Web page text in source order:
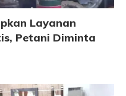
Layanan
Petani Diminta